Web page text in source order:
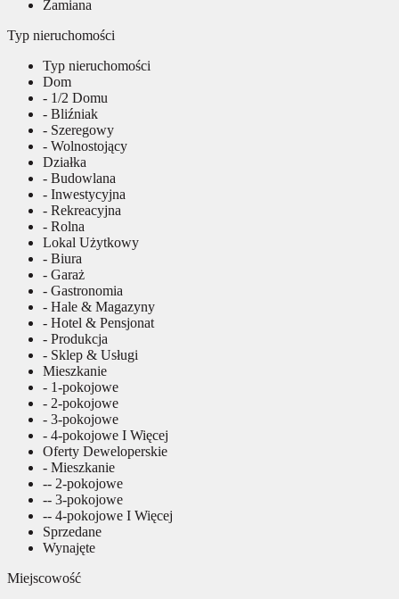
Zamiana
Typ nieruchomości
Typ nieruchomości
Dom
- 1/2 Domu
- Bliźniak
- Szeregowy
- Wolnostojący
Działka
- Budowlana
- Inwestycyjna
- Rekreacyjna
- Rolna
Lokal Użytkowy
- Biura
- Garaż
- Gastronomia
- Hale & Magazyny
- Hotel & Pensjonat
- Produkcja
- Sklep & Usługi
Mieszkanie
- 1-pokojowe
- 2-pokojowe
- 3-pokojowe
- 4-pokojowe I Więcej
Oferty Deweloperskie
- Mieszkanie
-- 2-pokojowe
-- 3-pokojowe
-- 4-pokojowe I Więcej
Sprzedane
Wynajęte
Miejscowość